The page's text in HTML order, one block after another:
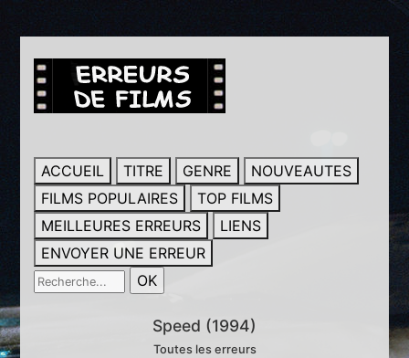
ACCUEIL TITRE GENRE
NOUVEAUTES
FILMS POPULAIRES
TOP FILMS
MEILLEURES ERREURS
LIENS
ENVOYER UNE ERREUR
Speed (1994)
Toutes les erreurs